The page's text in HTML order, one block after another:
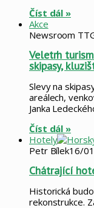
Číst dál »
Akce
Newsroom
Veletrh
skipasy,
Slevy na
areálech,
Janka
Číst dál »
Hotely
Petr Bílek16/
Chátrající
Historická
rekonstrukce.